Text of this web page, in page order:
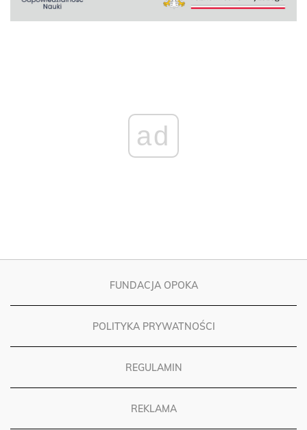
ad
FUNDACJA OPOKA
POLITYKA PRYWATNOŚCI
REGULAMIN
REKLAMA